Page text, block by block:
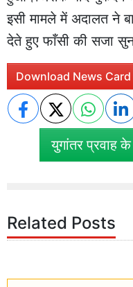
इसी मामले में अदालत ने
देते हुए फाँसी की सजा
Download News Card
युगांतर प्रवाह के
Related Posts